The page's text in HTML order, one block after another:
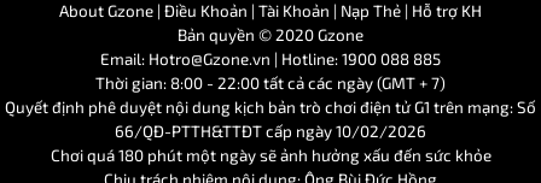
About Gzone | Điều Khoản | Tài Khoản | Nạp Thẻ | Hỗ trợ KH
Bản quyền © 2020 Gzone
Email: Hotro@Gzone.vn | Hotline: 1900 088 885
Thời gian: 8:00 - 22:00 tất cả các ngày (GMT + 7)
Quyết định phê duyệt nội dung kịch bản trò chơi điện tử G1 trên mạng: Số
66/QĐ-PTTH&TTĐT cấp ngày 10/02/2026
Chơi quá 180 phút một ngày sẽ ảnh hưởng xấu đến sức khỏe